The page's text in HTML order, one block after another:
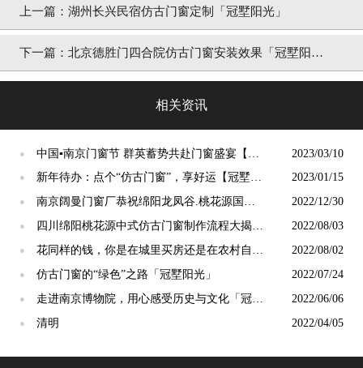
上一篇： 湖州长兴民宿仿古门窗定制「冠墅阳光」
下一篇： 北京德胜门四合院仿古门窗安装效果「冠墅阳
相关资讯
●
中国▪南京门窗节 群英蓄势共赴门窗盛宴【冠
墅阳光】
2023/03/10
●
新年待办：点个“仿古门窗”，享好运【冠墅阳
光】
2023/01/15
●
南京阔曼门窗厂恭祝绵阳龙凤谷.桃花源国宅
品鉴会隆重启幕！
2022/12/30
●
四川绵阳桃花源中式仿古门窗制作流程大揭秘
【冠墅阳光】
2022/08/03
●
花同样的钱，你是在城里买房还是在农村自建
房？「冠墅阳光」
2022/08/02
● 仿古门窗的“绿色”之路「冠墅阳光」 2022/07/24
●
走进南京博物院，用心感受历史与文化「冠墅
阳光」
2022/06/06
● 清明 2022/04/05